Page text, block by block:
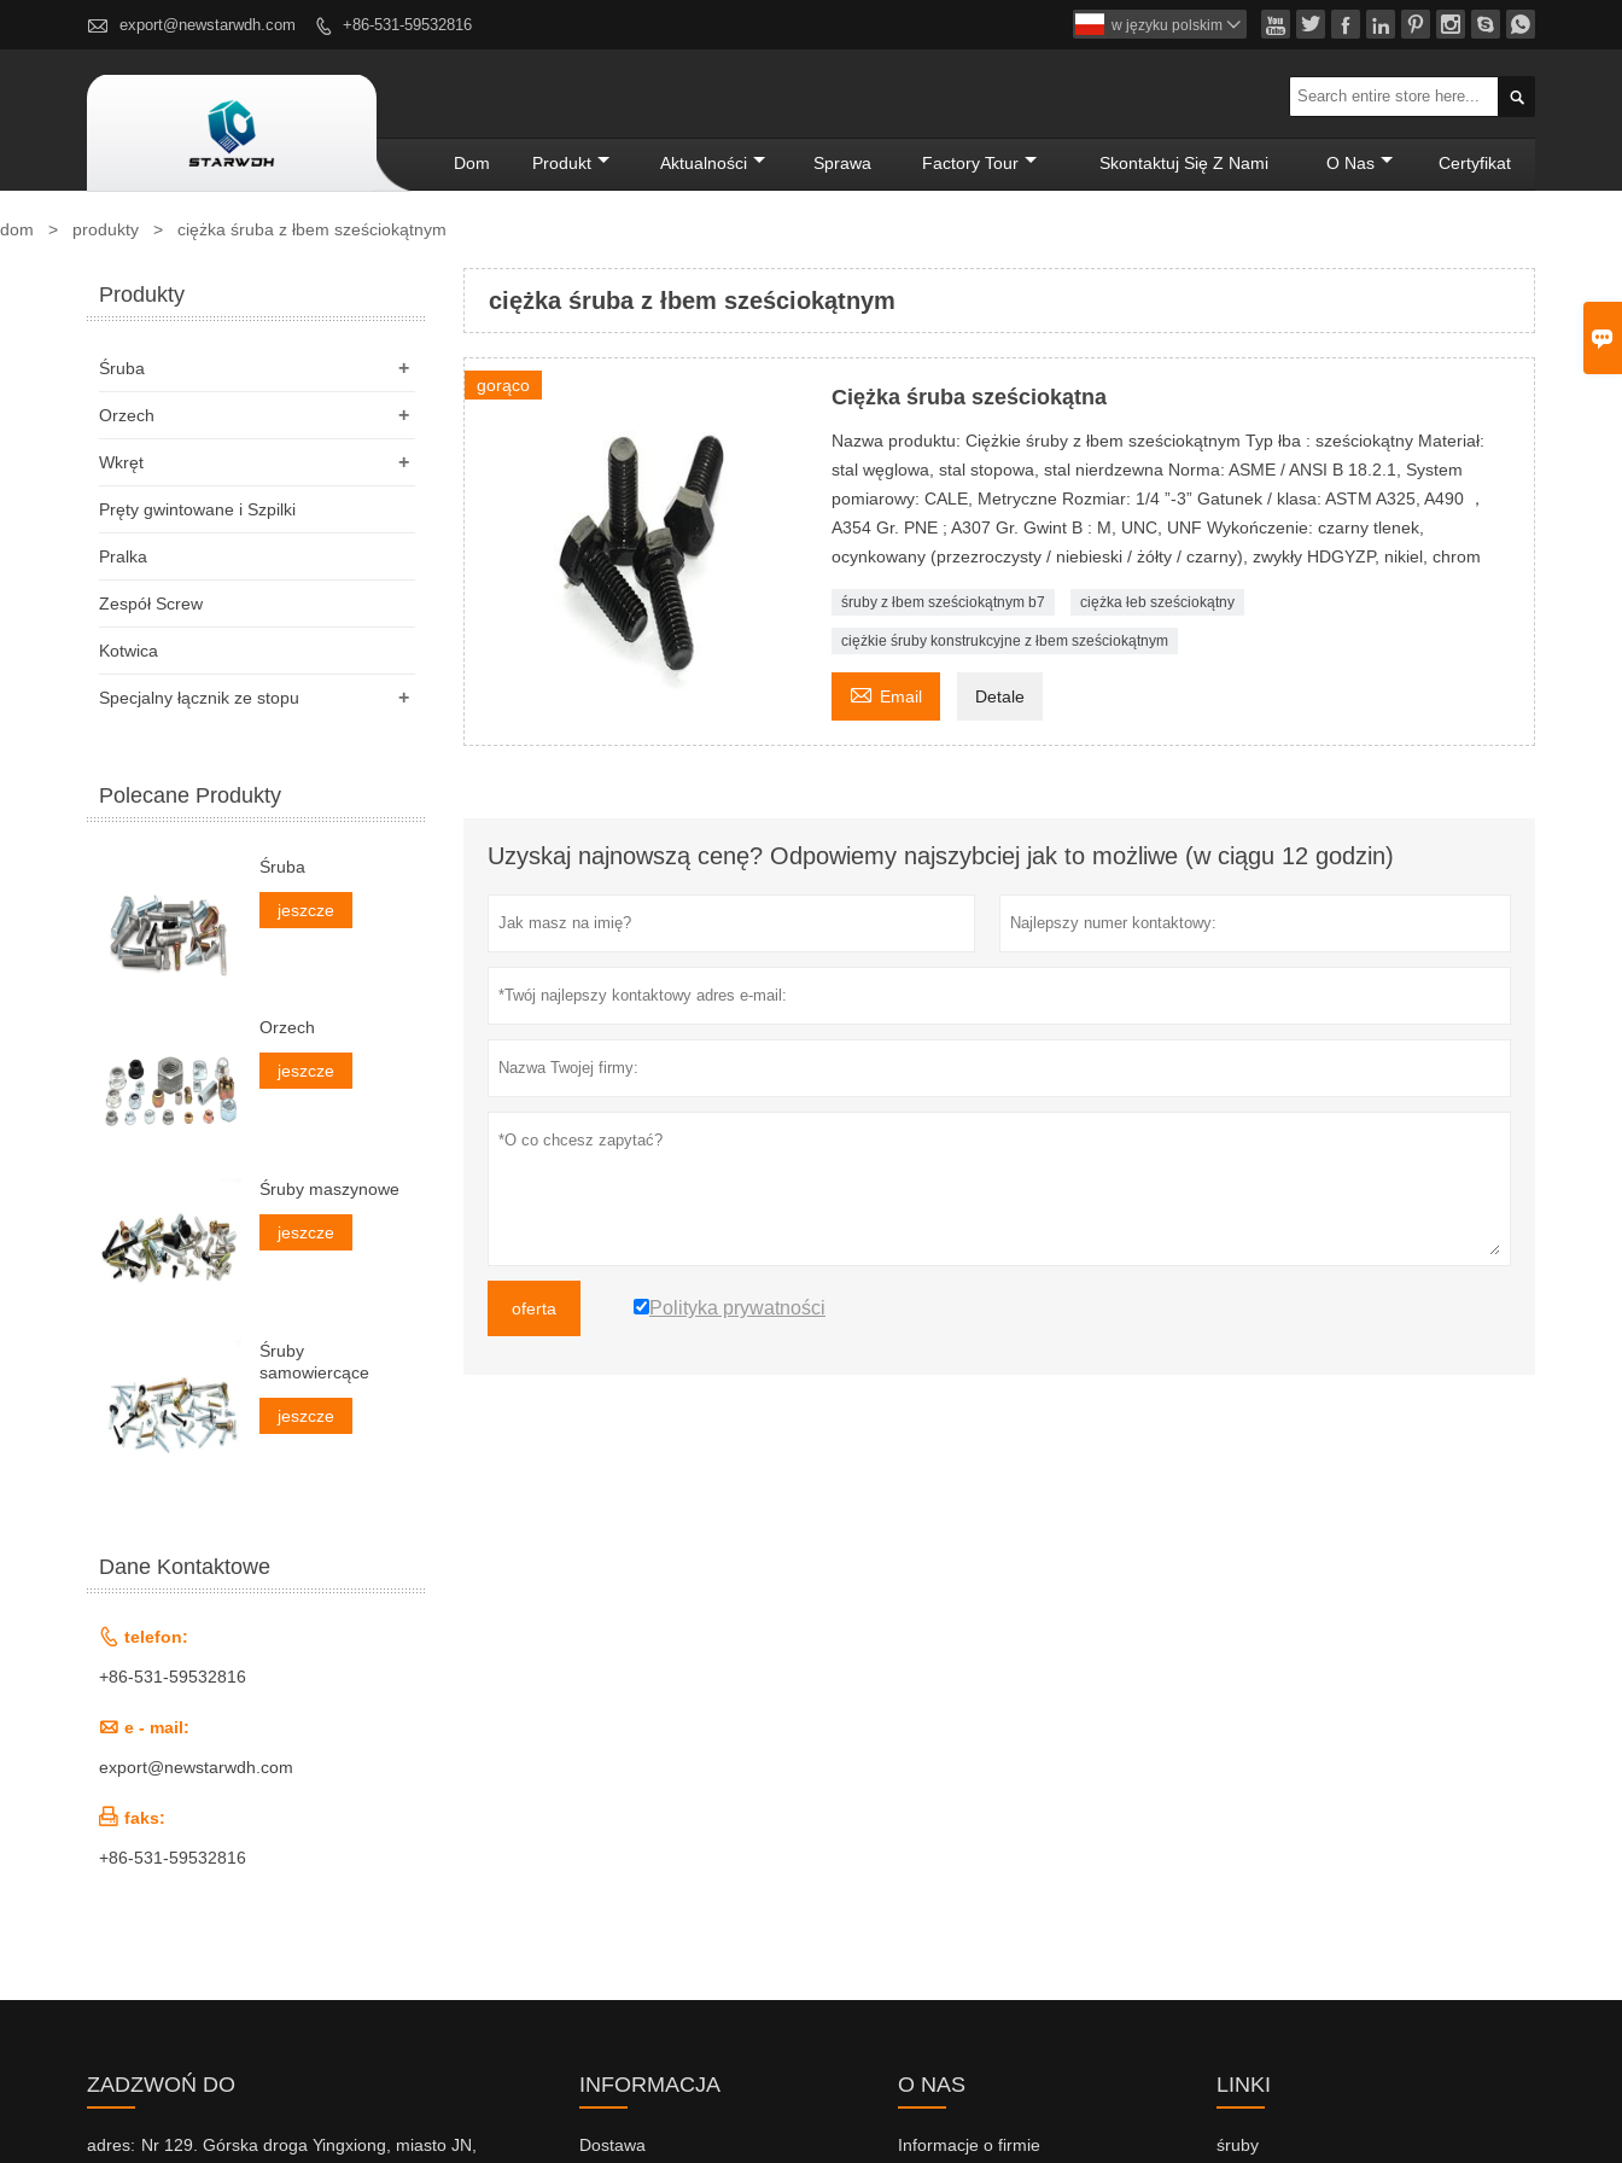

 export@newstarwdh.com  +86-531-59532816        
w języku polskim 

Dom Produkt Aktualności Sprawa Factory Tour Skontaktuj Się Z Nami O Nas Certyfikat
dom > produkty > ciężka śruba z łbem sześciokątnym
ciężka śruba z łbem sześciokątnym
gorąco Ciężka śruba sześciokątna
Nazwa produktu: Ciężkie śruby z łbem sześciokątnym Typ łba : sześciokątny Materiał:
stal węglowa, stal stopowa, stal nierdzewna Norma: ASME / ANSI B 18.2.1, System
pomiarowy: CALE, Metryczne Rozmiar: 1/4 ”-3” Gatunek / klasa: ASTM A325, A490 ，
A354 Gr. PNE ; A307 Gr. Gwint B : M, UNC, UNF Wykończenie: czarny tlenek,
ocynkowany (przezroczysty / niebieski / żółty / czarny), zwykły HDGYZP, nikiel, chrom
śruby z łbem sześciokątnym b7 ciężka łeb sześciokątny
ciężkie śruby konstrukcyjne z łbem sześciokątnym
 Email Detale
Uzyskaj najnowszą cenę? Odpowiemy najszybciej jak to możliwe (w ciągu 12 godzin)
oferta Polityka prywatności
Produkty
+
Śruba
+
Orzech
+
Wkręt
Pręty gwintowane i Szpilki
Pralka
Zespół Screw
Kotwica
+
Specjalny łącznik ze stopu
Polecane Produkty
Śruba
jeszcze
Orzech
jeszcze
Śruby maszynowe
jeszcze
Śruby
samowiercące
jeszcze
Dane Kontaktowe
 telefon:
+86-531-59532816
 e - mail:
export@newstarwdh.com
 faks:
+86-531-59532816
ZADZWOŃ DO
adres: Nr 129. Górska droga Yingxiong, miasto JN,
INFORMACJA
Dostawa
O NAS
Informacje o firmie
LINKI
śruby